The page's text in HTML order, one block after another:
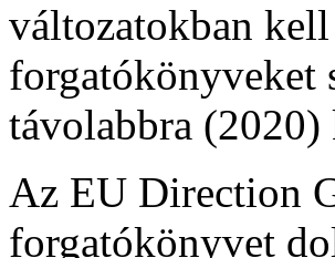
változatokban
forgatókönyveket
távolabbra (2020)
Az EU Direction
forgatókönyvet